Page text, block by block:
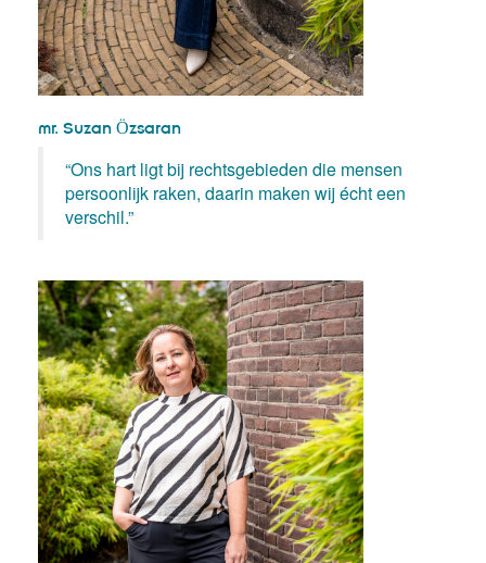
mr. Suzan Ӧzsaran
“Ons hart ligt bij rechtsgebieden die mensen
persoonlijk raken, daarin maken wij écht een
verschil.”